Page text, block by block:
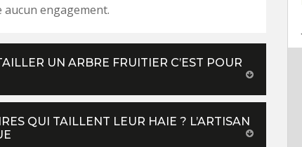
engagement.
UN ARBRE FRUITIER C’EST POUR
QUI TAILLENT LEUR HAIE ? L’ARTISAN